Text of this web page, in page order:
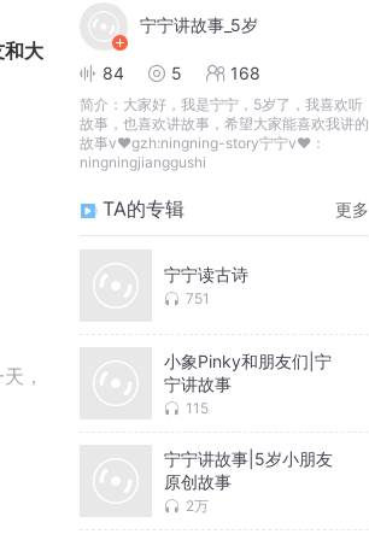
和大
，
宁宁讲故事_5岁
84 5 168
简介： 大家好，我是宁宁，5岁了，我喜欢听
故事，也喜欢讲故事，希望大家能喜欢我讲的
故事v❤gzh:ningning-story宁宁v❤：
ningningjianggushi
TA的专辑 更多
宁宁读古诗
751
小象Pinky和朋友们|宁
宁讲故事
115
宁宁讲故事|5岁小朋友
原创故事
2万